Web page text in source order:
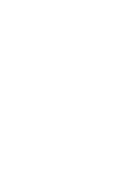
de Pesca
hacia nuevos